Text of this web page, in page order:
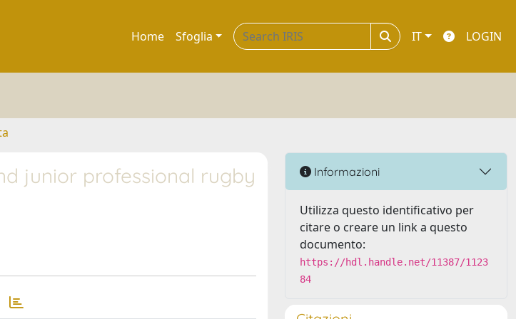
Home Sfoglia IT LOGIN
junior professional rugby
Informazioni
Utilizza questo identificativo per
citare o creare un link a questo
documento:
https://hdl.handle.net/11387/1123
84